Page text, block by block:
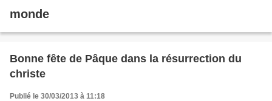
monde
Bonne fête de Pâque dans la résurrection du
christe
Publié le 30/03/2013 à 11:18